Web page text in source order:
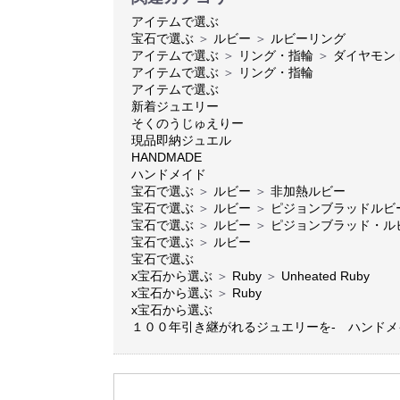
アイテムで選ぶ
宝石で選ぶ ＞ ルビー ＞ ルビーリング
アイテムで選ぶ ＞ リング・指輪 ＞ ダイヤモン
アイテムで選ぶ ＞
リング・指輪
アイテムで選ぶ
新着ジュエリー
そくのうじゅえりー
現品即納ジュエル
HANDMADE
ハンドメイド
宝石で選ぶ ＞ ルビー ＞ 非加熱ルビー
宝石で選ぶ ＞ ルビー ＞ ピジョンブラッドルビ
宝石で選ぶ ＞ ルビー ＞ ピジョンブラッド・ル
宝石で選ぶ ＞ ルビー
宝石で選ぶ
x宝石から選ぶ ＞ Ruby ＞ Unheated Ruby
x宝石から選ぶ ＞ Ruby
x宝石から選ぶ
１００年引き継がれるジュエリーを- ハンド